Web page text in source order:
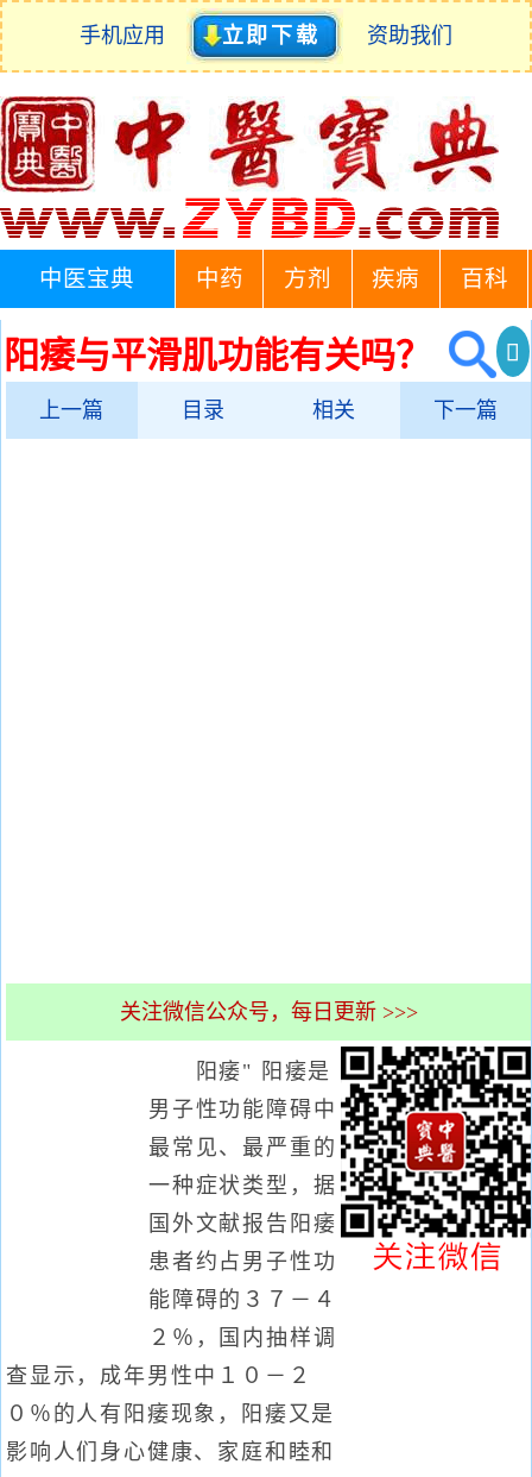
手机应用 立即下载 资助我们
中医宝典 中药 方剂 疾病 百科
阳痿与平滑肌功能有关吗？
上一篇 目录 相关 下一篇
关注微信公众号，每日更新 >>>
阳痿" 阳痿是
男子性功能障碍中
最常见、最严重的
一种症状类型，据
国外文献报告阳痿
患者约占男子性功
能障碍的３７－４
２％，国内抽样调
查显示，成年男性中１０－２
０％的人有阳痿现象，阳痿又是
影响人们身心健康、家庭和睦和